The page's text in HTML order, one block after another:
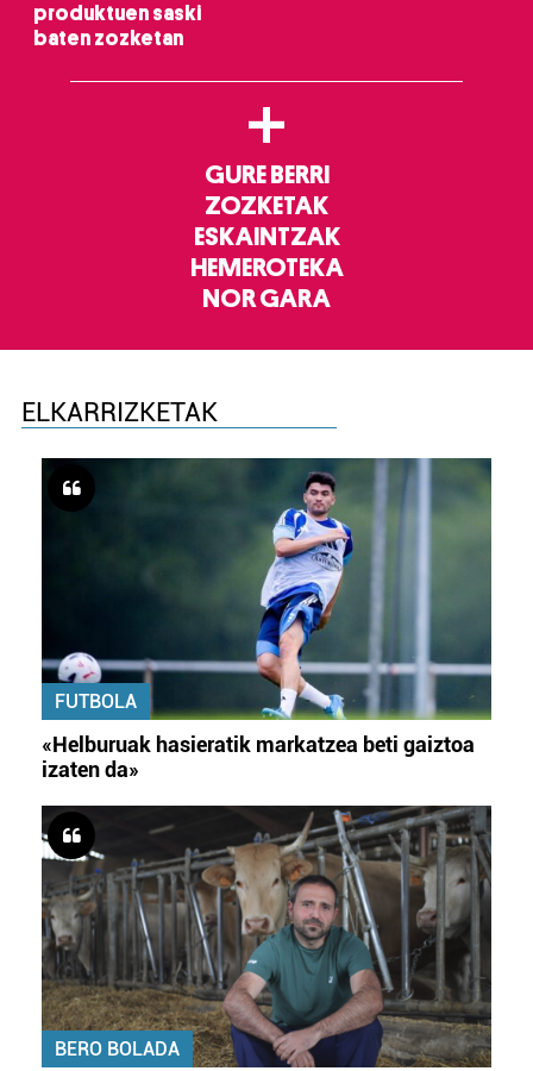
produktuen saski
baten zozketan
+
GURE BERRI
ZOZKETAK
ESKAINTZAK
HEMEROTEKA
NOR GARA
ELKARRIZKETAK
FUTBOLA
«Helburuak hasieratik markatzea beti gaiztoa
izaten da»
BERO BOLADA